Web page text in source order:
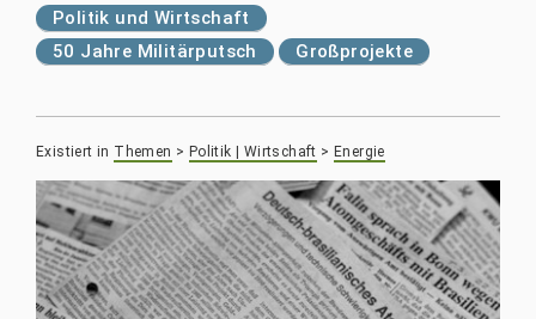
Politik und Wirtschaft
50 Jahre Militärputsch
Großprojekte
Existiert in Themen > Politik | Wirtschaft > Energie